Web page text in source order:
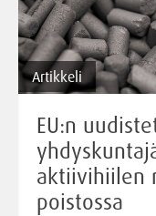
Artikkeli
EU:n
aktiivihiilen
poistossa